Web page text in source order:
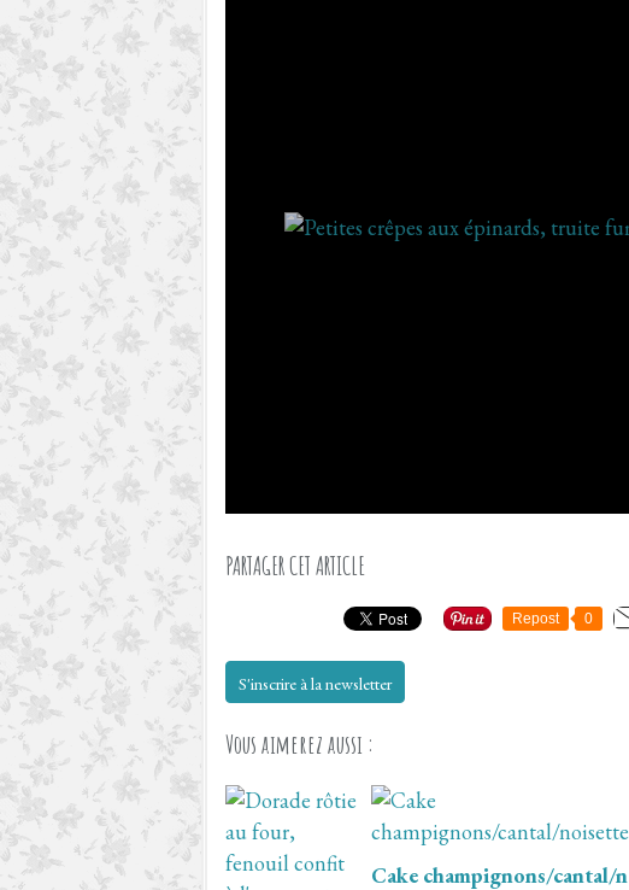
PARTAGER CET ARTICLE
Repost 0
S'inscrire à la newsletter
Vous aimerez aussi :
Cake champignons/cantal/n